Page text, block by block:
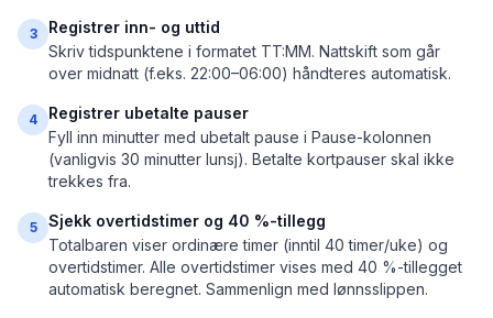
3
Registrer inn- og uttid
Skriv tidspunktene i formatet TT:MM. Nattskift som går
over midnatt (f.eks. 22:00–06:00) håndteres automatisk.
4
Registrer ubetalte pauser
Fyll inn minutter med ubetalt pause i Pause-kolonnen
(vanligvis 30 minutter lunsj). Betalte kortpauser skal ikke
trekkes fra.
5
Sjekk overtidstimer og 40 %-tillegg
Totalbaren viser ordinære timer (inntil 40 timer/uke) og
overtidstimer. Alle overtidstimer vises med 40 %-tillegget
automatisk beregnet. Sammenlign med lønnsslippen.